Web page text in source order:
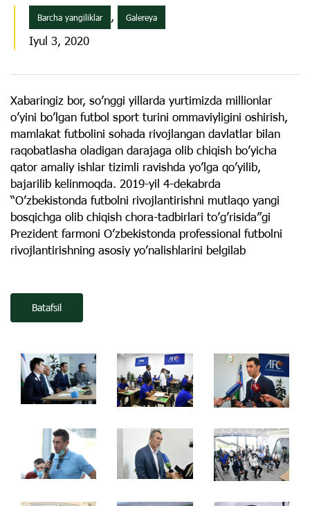
Barcha yangiliklar , Galereya
Iyul 3, 2020
Xabaringiz bor, soʼnggi yillarda yurtimizda millionlar
oʼyini boʼlgan futbol sport turini ommaviyligini oshirish,
mamlakat futbolini sohada rivojlangan davlatlar bilan
raqobatlasha oladigan darajaga olib chiqish boʼyicha
qator amaliy ishlar tizimli ravishda yoʼlga qoʼyilib,
bajarilib kelinmoqda. 2019-yil 4-dekabrda
“Oʼzbekistonda futbolni rivojlantirishni mutlaqo yangi
bosqichga olib chiqish chora-tadbirlari toʼgʼrisida”gi
Prezident farmoni Oʼzbekistonda professional futbolni
rivojlantirishning asosiy yoʼnalishlarini belgilab
Batafsil